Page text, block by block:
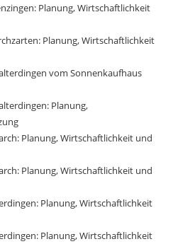
Planung, Wirtschaftlichkeit
Planung, Wirtschaftlichkeit
vom Sonnenkaufhaus
Planung,
Planung, Wirtschaftlichkeit und
Planung, Wirtschaftlichkeit und
Planung, Wirtschaftlichkeit
Planung, Wirtschaftlichkeit